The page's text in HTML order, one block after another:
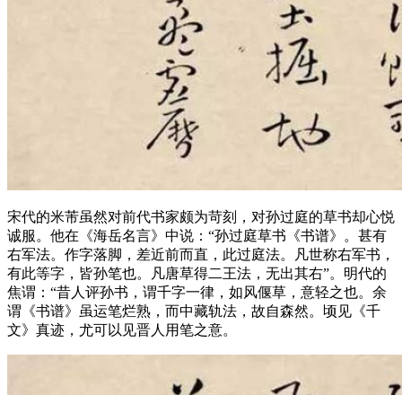
宋代的米芾虽然对前代书家颇为苛刻，对孙过庭的草书却心悦
诚服。他在《海岳名言》中说：“孙过庭草书《书谱》。甚有
右军法。作字落脚，差近前而直，此过庭法。凡世称右军书，
有此等字，皆孙笔也。凡唐草得二王法，无出其右”。明代的
焦谓：“昔人评孙书，谓千字一律，如风偃草，意轻之也。余
谓《书谱》虽运笔烂熟，而中藏轨法，故自森然。顷见《千
文》真迹，尤可以见晋人用笔之意。